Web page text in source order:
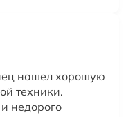
нашел хорошую
техники.
недорого